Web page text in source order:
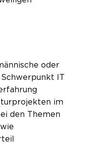
oder
IT
im
den Themen